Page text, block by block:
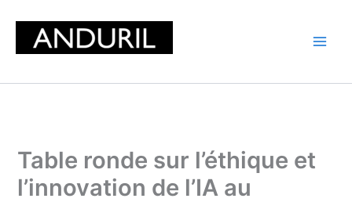
content
Table ronde sur l’éthique et
l’innovation de l’IA au